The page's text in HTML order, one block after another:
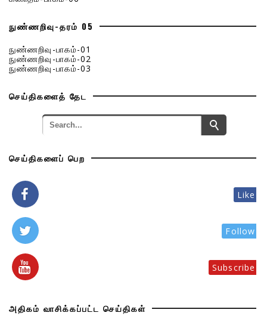
நுண்ணறிவு-தரம் 05
நுண்ணறிவு-பாகம்-01
நுண்ணறிவு-பாகம்-02
நுண்ணறிவு-பாகம்-03
செய்திகளைத் தேட
செய்திகளைப் பெற
Like
Follow
Subscribe
அதிகம் வாசிக்கப்பட்ட செய்திகள்